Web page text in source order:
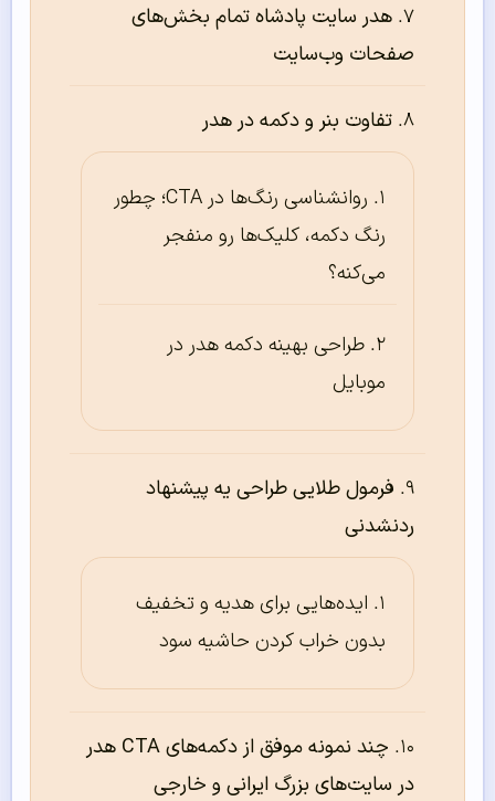
هدر سایت پادشاه تمام بخش‌های
صفحات وب‌سایت
تفاوت بنر و دکمه در هدر
روانشناسی رنگ‌ها در CTA؛ چطور
رنگ دکمه، کلیک‌ها رو منفجر
می‌کنه؟
طراحی بهینه دکمه هدر در
موبایل
فرمول طلایی طراحی یه پیشنهاد
ردنشدنی
ایده‌هایی برای هدیه و تخفیف
بدون خراب کردن حاشیه سود
چند نمونه موفق از دکمه‌های CTA هدر
در سایت‌های بزرگ ایرانی و خارجی